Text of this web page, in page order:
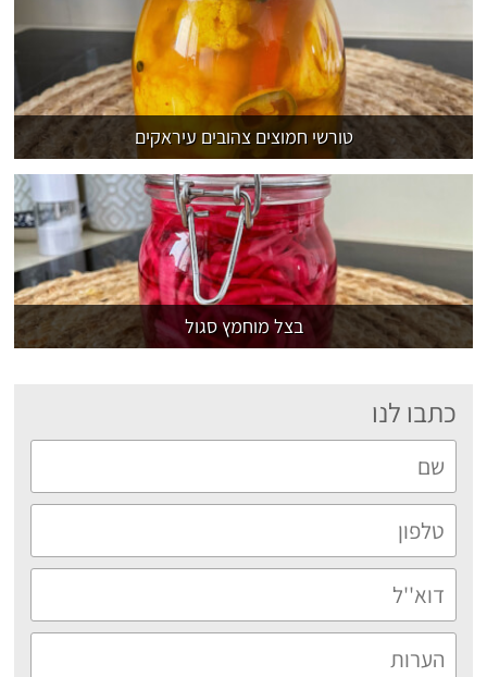
טורשי חמוצים צהובים עיראקים
בצל מוחמץ סגול
כתבו לנו